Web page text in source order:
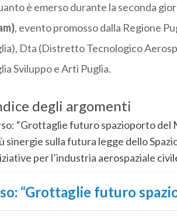
è emerso durante la seconda
, evento promosso dalla Regione
Dta (Distretto Tecnologico
Sviluppo e Arti Puglia.
degli argomenti
“Grottaglie futuro spazioporto del
sinergie sulla futura legge dello
per l’industria aerospaziale
“Grottaglie futuro